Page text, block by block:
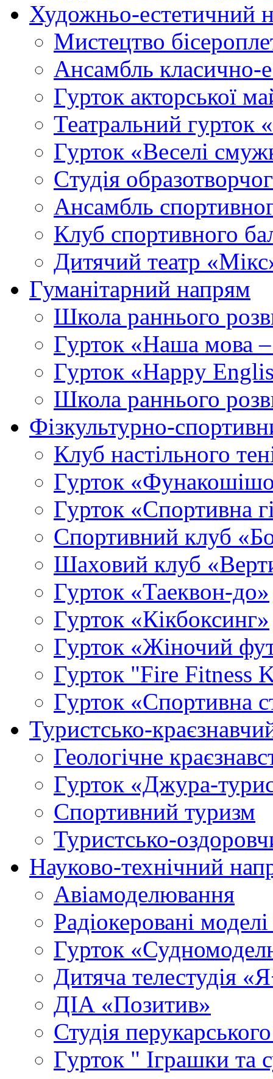
Художньо-естетичний
Мистецтво
Ансамбль класично-
Гурток акторської
Театральний гурток
Гурток «Веселі
Cтудія
Ансамбль
Клуб спортивного
Дитячий театр
Гуманітарний напрям
Школа раннього
Гурток «Наша мова
Гурток «Happy
Школа раннього
Фізкультурно-
Клуб настільного
Гурток
Гурток «Спортивна
Спортивний клуб
Шаховий клуб
Гурток «Таеквон-до»
Гурток «Кікбоксинг»
Гурток «Жіночий
Гурток "Fire Fitness
Гурток «Спортивна
Туристсько-
Геологічне
Гурток «Джура-
Спортивний туризм
Туристсько-
Науково-технічний
Авіамоделювання
Радіокеровані моделі
Гурток
Дитяча телестудія
ДІА «Позитив»
Студія
Гурток " Іграшки та